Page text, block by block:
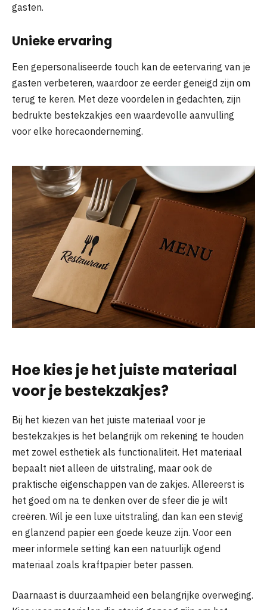
gasten.
Unieke ervaring
Een gepersonaliseerde touch kan de eetervaring van je
gasten verbeteren, waardoor ze eerder geneigd zijn om
terug te keren. Met deze voordelen in gedachten, zijn
bedrukte bestekzakjes een waardevolle aanvulling
voor elke horecaonderneming.
Hoe kies je het juiste materiaal
voor je bestekzakjes?
Bij het kiezen van het juiste materiaal voor je
bestekzakjes is het belangrijk om rekening te houden
met zowel esthetiek als functionaliteit. Het materiaal
bepaalt niet alleen de uitstraling, maar ook de
praktische eigenschappen van de zakjes. Allereerst is
het goed om na te denken over de sfeer die je wilt
creëren. Wil je een luxe uitstraling, dan kan een stevig
en glanzend papier een goede keuze zijn. Voor een
meer informele setting kan een natuurlijk ogend
materiaal zoals kraftpapier beter passen.
Daarnaast is duurzaamheid een belangrijke overweging.